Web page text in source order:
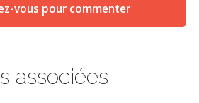
vous pour commenter
associées